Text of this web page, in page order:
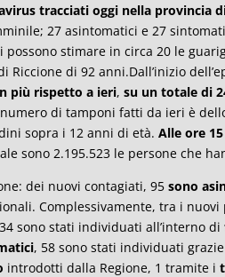
tracciati oggi nella provincia
27 asintomatici e 27
stimare in circa 20 le
Riccione di 92 anni.Dall’inizio
più rispetto a ieri, su un totale di
di tamponi fatti da ieri è
sopra i 12 anni di età. Alle ore 15
sono 2.195.523 le persone che
dei nuovi contagiati, 95 sono
Complessivamente, tra i nuovi
sono stati individuati all’interno di
, 58 sono stati individuati
introdotti dalla Regione, 1 tramite i